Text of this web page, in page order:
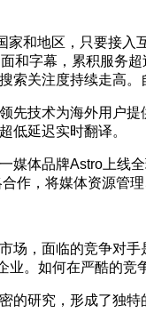
家和地区，只要接
和字幕，累积服务
索关注度持续走高
先技术为海外用户
低延迟实时翻译。
媒体品牌Astro上线
作，将媒体资源管
场，面临的竞争对
。如何在严酷的竞
的研究，形成了独特